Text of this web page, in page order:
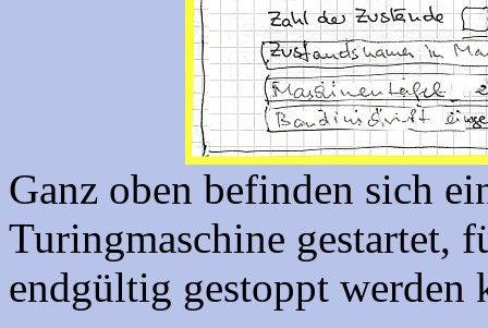
Ganz oben befinden sich
Turingmaschine gestartet,
endgültig gestoppt werden